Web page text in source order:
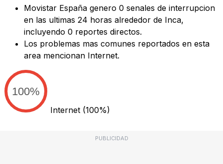
Movistar España genero 0 senales de interrupcion
en las ultimas 24 horas alrededor de Inca,
incluyendo 0 reportes directos.
Los problemas mas comunes reportados en esta
area mencionan Internet.
100%
Internet (100%)
PUBLICIDAD